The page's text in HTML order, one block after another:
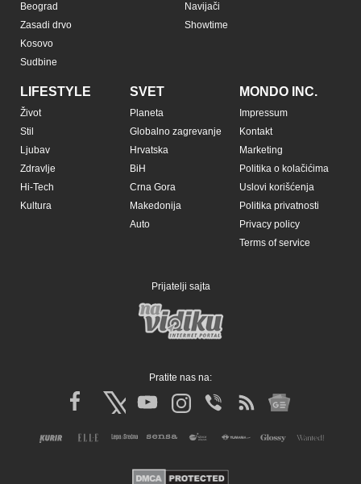
Beograd
Zasadi drvo
Kosovo
Sudbine
Navijači
Showtime
LIFESTYLE
Život
Stil
Ljubav
Zdravlje
Hi-Tech
Kultura
SVET
Planeta
Globalno zagrevanje
Hrvatska
BiH
Crna Gora
Makedonija
Auto
MONDO INC.
Impressum
Kontakt
Marketing
Politika o kolačićima
Uslovi korišćenja
Politika privatnosti
Privacy policy
Terms of service
Prijatelji sajta
Pratite nas na: